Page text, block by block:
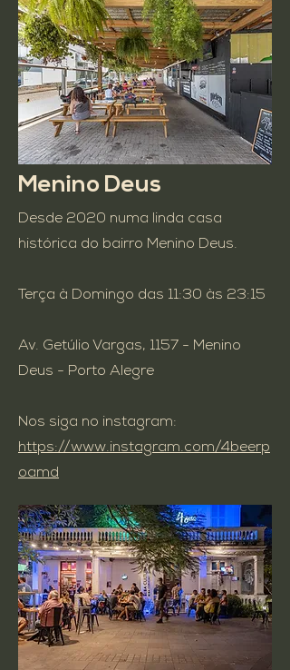
Menino Deus
Desde 2020 numa linda casa
histórica do bairro Menino Deus.
Terça à Domingo das 11:30 às 23:15
Av. Getúlio Vargas, 1157 - Menino
Deus - Porto Alegre
Nos siga no instagram:
https://www.instagram.com/4beerp
oamd